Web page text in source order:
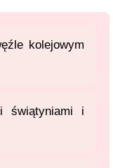
kolejowym
świątyniami i